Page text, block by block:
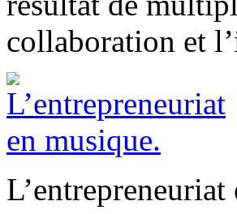
collaboration et